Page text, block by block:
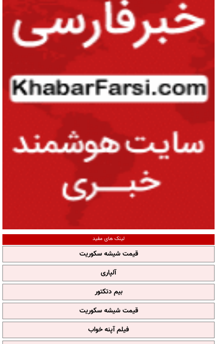
لینک های مفید
قیمت شیشه سکوریت
آلپاری
بیم دتکتور
قیمت شیشه سکوریت
فیلم آپنه خواب